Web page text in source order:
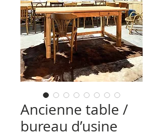
Ancienne table /
bureau d’usine